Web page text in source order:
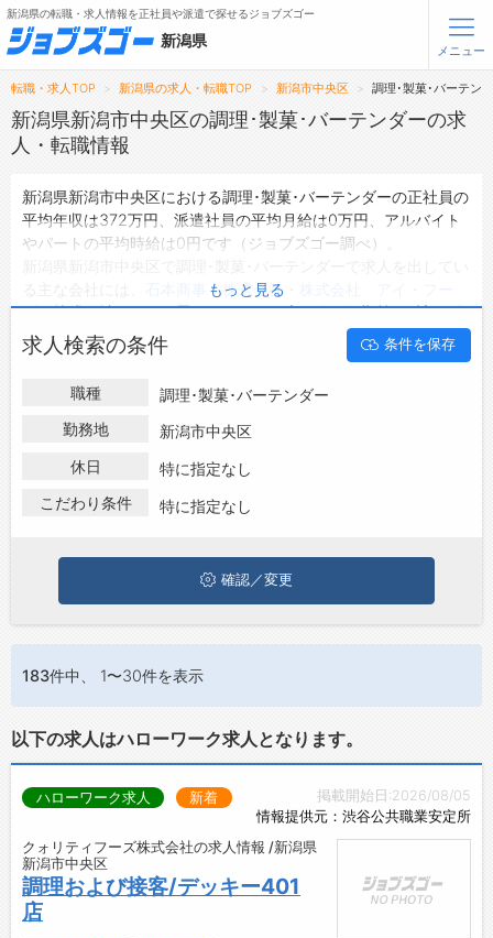
無料会員登録 ログイン
トップ
詳細情報で求人を探す
転職支援サービスについて
転職ノウハウ(応募書類の書き方・面接対策など)
転職・採用コラム
ジョブズゴーについて
お問い合わせ
新潟県の転職・求人情報を正社員や派遣で探せるジョブズゴー
新潟県
メニュー
転職・求人TOP 新潟県の求人・転職TOP 新潟市中央区 調理･製菓･バーテン
新潟県新潟市中央区の調理･製菓･バーテンダーの求
人・転職情報
新潟県新潟市中央区における調理･製菓･バーテンダーの正社員の
平均年収は372万円、派遣社員の平均月給は0万円、アルバイト
やパートの平均時給は0円です（ジョブズゴー調べ）。
石本商事 株式会社
ズ・株式会社 いかの墨などがあり、未経験や短期等ご希望の条
件で絞り込みができます。
新潟県新潟市中央区の地域密着型の求人サイトであるジョブズゴ
ーでは新潟県新潟市中央区の求人情報を50件取り扱っており、
そのうち正社員の求人は34件、 派遣社員の求人
ト・パートの求人
は0件です。
第二新卒から50代・60代以上の方の再就職も可能です。 新潟県
新潟市中央区で調理･製菓･バーテンダーの求人・転職情報を探し
ている方は、ぜひ興味のある職種に応募してみてくださいね。
もっと見る
求人検索の条件 条件を保存
職種
調理･製菓･バーテンダー
勤務地
新潟市中央区
休日
特に指定なし
こだわり条件
特に指定なし
確認／変更
183件中、 1〜30件を表示
以下の求人はハローワーク求人となります。
掲載開始日:2026/08/05
情報提供元：渋谷公共職業安定所
ハローワーク求人 新着
クォリティフーズ株式会社の求人情報 /新潟県
新潟市中央区
調理および接客/デッキー401
店